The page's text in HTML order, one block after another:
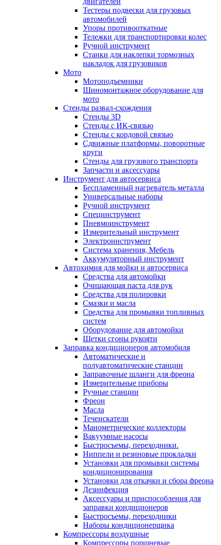
Тестеры подвески для грузовых
автомобилей
Упоры противооткатные
Тележки для транспортировки колес
Ручной инструмент
Станки для наклепки тормозных
накладок для грузовиков
Мото
Мотоподъемники
Шиномонтажное оборудование для
мото
Стенды развал-схождения
Стенды 3D
Стенды с ИК-связью
Стенды с кордовой связью
Сдвижные платформы, поворотные
круги
Стенды для грузового транспорта
Запчасти и аксессуары
Инструмент для автосервиса
Беспламенный нагреватель металла
Универсальные наборы
Ручной инструмент
Специнструмент
Пневмоинструмент
Измерительный инструмент
Электроинструмент
Система хранения, Мебель
Аккумуляторный инструмент
Автохимия для мойки и автосервиса
Средства для автомойки
Очищающая паста для рук
Средства для полировки
Смазки и масла
Средства для промывки топливных
систем
Оборудование для автомойки
Щетки сгоны рукояти
Заправка кондиционеров автомобиля
Автоматические и
полуавтоматические станции
Заправочные шланги для фреона
Измерительные приборы
Ручные станции
Фреон
Масла
Течеискатели
Манометрические коллекторы
Вакуумные насосы
Быстросъемы, переходники.
Ниппели и резиновые прокладки
Установки для промывки системы
кондиционирования
Установки для откачки и сбора фреона
Дезинфекция
Аксессуары и приспособления для
заправки кондиционеров
Быстросъемы, переходники
Наборы кондиционерщика
Компрессоры воздушные
Компрессоры поршневые